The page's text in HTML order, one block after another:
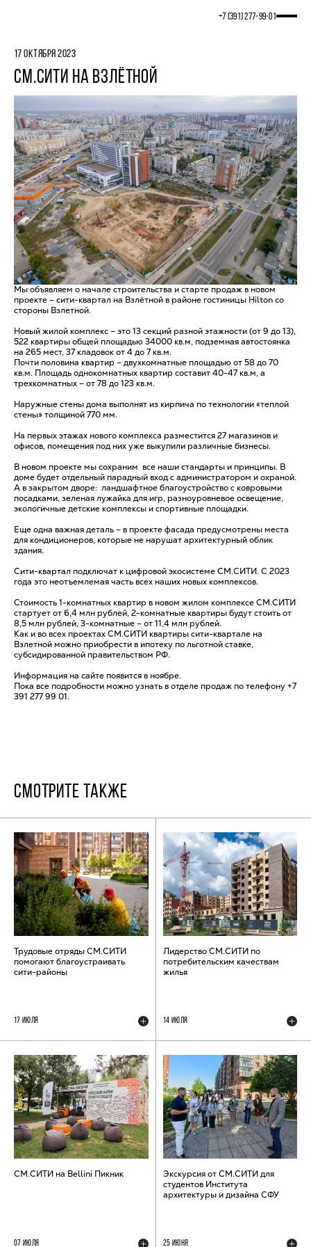
+7 (391) 277‒99‒01
17 ОКТЯБРЯ 2023
СМ.СИТИ НА ВЗЛЁТНОЙ
Мы объявляем о начале строительства и старте продаж в новом
проекте – сити-квартал на Взлётной в районе гостиницы Hilton со
стороны Взлетной.
Новый жилой комплекс – это 13 секций разной этажности (от 9 до 13),
522 квартиры общей площадью 34000 кв.м, подземная автостоянка
на 265 мест, 37 кладовок от 4 до 7 кв.м.
Почти половина квартир – двухкомнатные площадью от 58 до 70
кв.м. Площадь однокомнатных квартир составит 40-47 кв.м, а
трехкомнатных – от 78 до 123 кв.м.
Наружные стены дома выполнят из кирпича по технологии «теплой
стены» толщиной 770 мм.
На первых этажах нового комплекса разместится 27 магазинов и
офисов, помещения под них уже выкупили различные бизнесы.
В новом проекте мы сохраним все наши стандарты и принципы. В
доме будет отдельный парадный вход с администратором и охраной.
А в закрытом дворе: ландшафтное благоустройство с ковровыми
посадками, зеленая лужайка для игр, разноуровневое освещение,
экологичные детские комплексы и спортивные площадки.
Еще одна важная деталь – в проекте фасада предусмотрены места
для кондиционеров, которые не нарушат архитектурный облик
здания.
Сити-квартал подключат к цифровой экосистеме СМ.СИТИ. С 2023
года это неотъемлемая часть всех наших новых комплексов.
Стоимость 1-комнатных квартир в новом жилом комплексе СМ.СИТИ
стартует от 6,4 млн рублей, 2-комнатные квартиры будут стоить от
8,5 млн рублей, 3-комнатные – от 11,4 млн рублей.
Как и во всех проектах СМ.СИТИ квартиры сити-квартале на
Взлетной можно приобрести в ипотеку по льготной ставке,
субсидированной правительством РФ.
Информация на сайте появится в ноябре.
Пока все подробности можно узнать в отделе продаж по телефону +7
391 277 99 01.
СМОТРИТЕ ТАКЖЕ
Трудовые отряды СМ.СИТИ
помогают благоустраивать
сити-районы
17 ИЮЛЯ
Лидерство СМ.СИТИ по
потребительским качествам
жилья
14 ИЮЛЯ
СМ.СИТИ на Bellini Пикник
07 ИЮЛЯ
Экскурсия от СМ.СИТИ для
студентов Института
архитектуры и дизайна СФУ
25 ИЮНЯ